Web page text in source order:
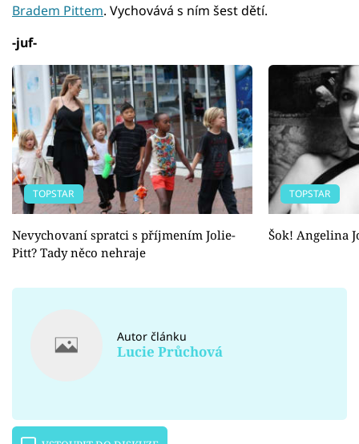
Bradem Pittem. Vychovává s ním šest dětí.
-juf-
TOPSTAR
Nevychovaní spratci s příjmením Jolie-
Pitt? Tady něco nehraje
TOPSTAR
Šok! Angelina
Autor článku
Lucie Průchová